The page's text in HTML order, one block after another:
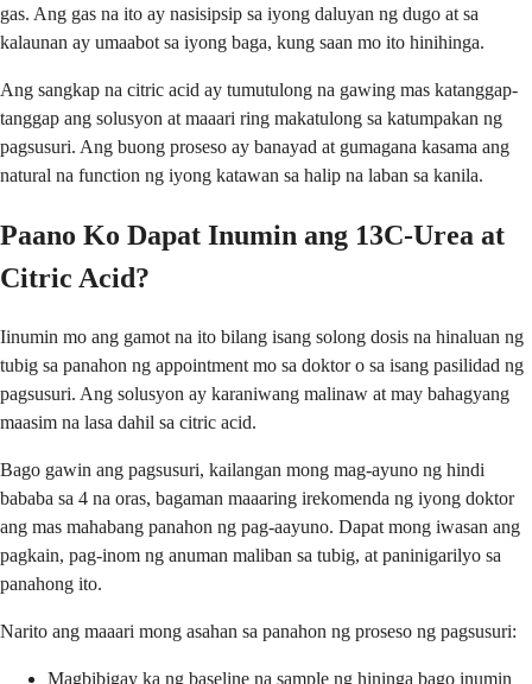
gas. Ang gas na ito ay nasisipsip sa iyong daluyan ng dugo at sa
kalaunan ay umaabot sa iyong baga, kung saan mo ito hinihinga.
Ang sangkap na citric acid ay tumutulong na gawing mas katanggap-
tanggap ang solusyon at maaari ring makatulong sa katumpakan ng
pagsusuri. Ang buong proseso ay banayad at gumagana kasama ang
natural na function ng iyong katawan sa halip na laban sa kanila.
Paano Ko Dapat Inumin ang 13C-Urea at
Citric Acid?
Iinumin mo ang gamot na ito bilang isang solong dosis na hinaluan ng
tubig sa panahon ng appointment mo sa doktor o sa isang pasilidad ng
pagsusuri. Ang solusyon ay karaniwang malinaw at may bahagyang
maasim na lasa dahil sa citric acid.
Bago gawin ang pagsusuri, kailangan mong mag-ayuno ng hindi
bababa sa 4 na oras, bagaman maaaring irekomenda ng iyong doktor
ang mas mahabang panahon ng pag-aayuno. Dapat mong iwasan ang
pagkain, pag-inom ng anuman maliban sa tubig, at paninigarilyo sa
panahong ito.
Narito ang maaari mong asahan sa panahon ng proseso ng pagsusuri:
Magbibigay ka ng baseline na sample ng hininga bago inumin